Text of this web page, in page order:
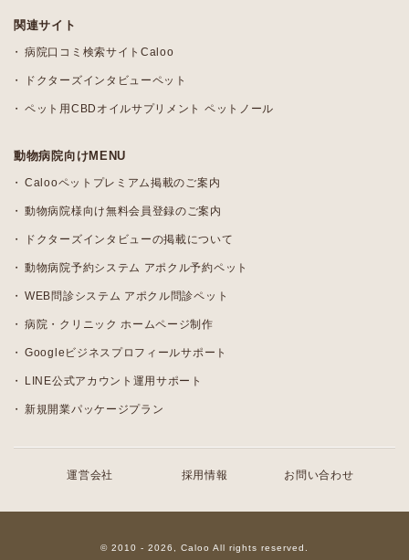
関連サイト
病院口コミ検索サイトCaloo
ドクターズインタビューペット
ペット用CBDオイルサプリメント ペットノール
動物病院向けMENU
Calooペットプレミアム掲載のご案内
動物病院様向け無料会員登録のご案内
ドクターズインタビューの掲載について
動物病院予約システム アポクル予約ペット
WEB問診システム アポクル問診ペット
病院・クリニック ホームページ制作
Googleビジネスプロフィールサポート
LINE公式アカウント運用サポート
新規開業パッケージプラン
運営会社 採用情報 お問い合わせ
© 2010 - 2026, Caloo All rights reserved.